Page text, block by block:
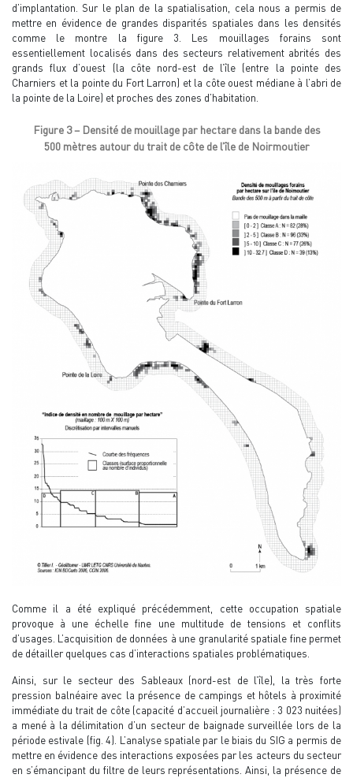
d’implantation. Sur le plan de la spatialisation, cela nous a permis de
mettre en évidence de grandes disparités spatiales dans les densités
comme le montre la figure 3. Les mouillages forains sont
essentiellement localisés dans des secteurs relativement abrités des
grands flux d’ouest (la côte nord-est de l’île (entre la pointe des
Charniers et la pointe du Fort Larron) et la côte ouest médiane à l’abri de
la pointe de la Loire) et proches des zones d’habitation.
Figure 3 – Densité de mouillage par hectare dans la bande des
500 mètres autour du trait de côte de l’île de Noirmoutier
Comme il a été expliqué précédemment, cette occupation spatiale
provoque à une échelle fine une multitude de tensions et conflits
d’usages. L’acquisition de données à une granularité spatiale fine permet
de détailler quelques cas d’interactions spatiales problématiques.
Ainsi, sur le secteur des Sableaux (nord-est de l’île), la très forte
pression balnéaire avec la présence de campings et hôtels à proximité
immédiate du trait de côte (capacité d’accueil journalière : 3 023 nuitées)
a mené à la délimitation d’un secteur de baignade surveillée lors de la
période estivale (fig. 4). L’analyse spatiale par le biais du SIG a permis de
mettre en évidence des interactions exposées par les acteurs du secteur
en s’émancipant du filtre de leurs représentations. Ainsi, la présence de